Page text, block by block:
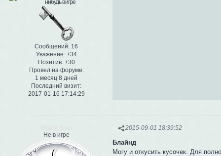
Сообщений: 16
Уважение: +34
Позитив: +30
Провел на форуме:
1 месяц 8 дней
Последний визит:
2017-01-16 17:14:29
2015-09-01 18:39:52
Не в игре
Блайнд
Могу и откусить кусочек. Для